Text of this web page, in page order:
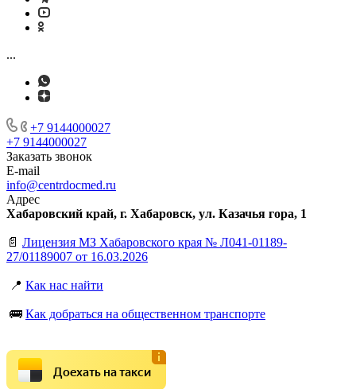
...
+7 9144000027
+7 9144000027
Заказать звонок
E-mail
info@centrdocmed.ru
Адрес
Хабаровский край, г. Хабаровск, ул. Казачья гора, 1
📄 Лицензия МЗ Хабаровского края № Л041-01189-
27/01189007 от 16.03.2026
📍 Как нас найти
🚌 Как добраться на общественном транспорте
Доехать на такси